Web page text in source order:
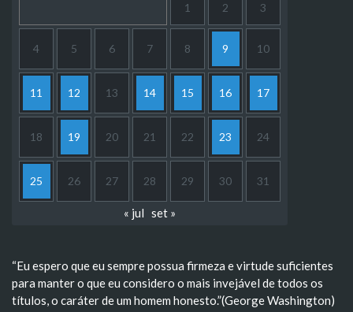
1 2 3
4 5 6 7 8 9 10
11 12 13 14 15 16 17
18 19 20 21 22 23 24
25 26 27 28 29 30 31
« jul set »
“Eu espero que eu sempre possua firmeza e virtude suficientes
para manter o que eu considero o mais invejável de todos os
títulos, o caráter de um homem honesto.”(George Washington)